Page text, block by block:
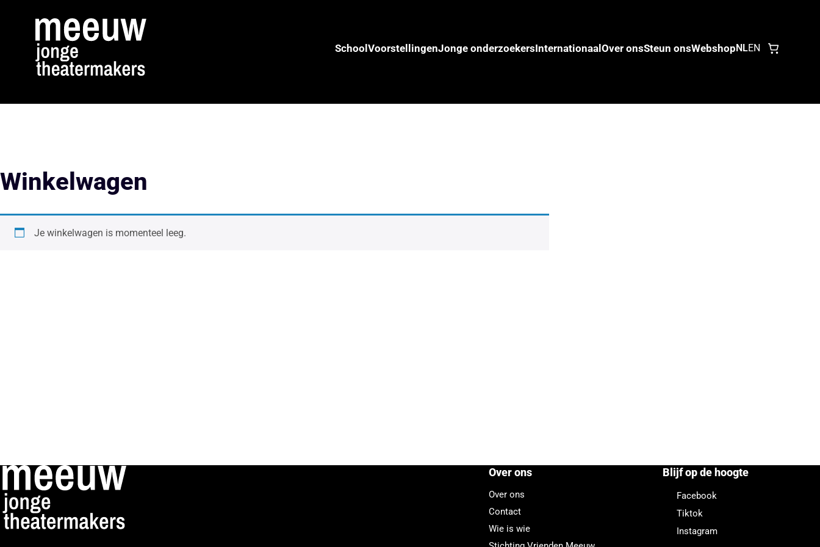
SchoolVoorstellingenJonge onderzoekersInternationaalOver onsSteun onsWebshopNLEN
Winkelwagen
Je winkelwagen is momenteel leeg.
Over ons
Over ons
Contact
Wie is wie
Blijf op de hoogte
Facebook
Tiktok
Instagram